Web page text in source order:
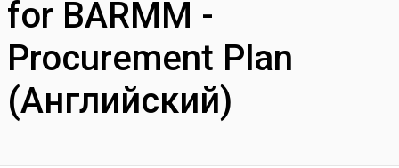
for BARMM -
Procurement Plan
(Английский)